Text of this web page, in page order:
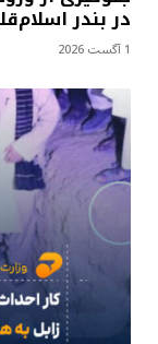
در بندر
1 آگست 2026